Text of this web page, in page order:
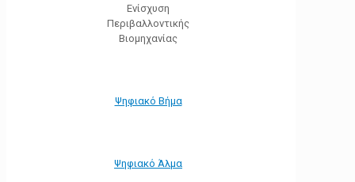
Ενίσχυση
Περιβαλλοντικής
Βιομηχανίας
Ψηφιακό Βήμα
Ψηφιακό Άλμα